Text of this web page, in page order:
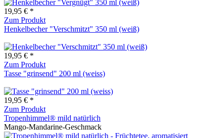
19,95 € *
Zum Produkt
Henkelbecher "Verschmitzt" 350 ml (weiß)
19,95 € *
Zum Produkt
Tasse "grinsend" 200 ml (weiss)
19,95 € *
Zum Produkt
Tropenhimmel® mild natürlich
Mango-Mandarine-Geschmack